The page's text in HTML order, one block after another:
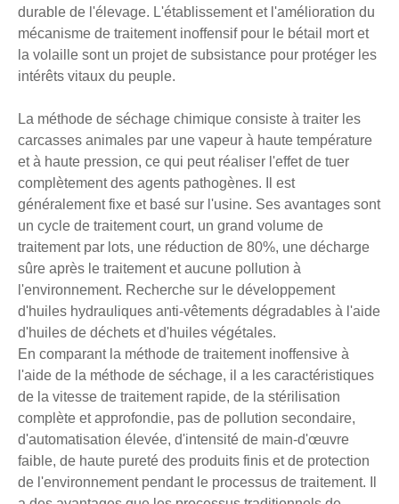
durable de l'élevage. L'établissement et l'amélioration du
mécanisme de traitement inoffensif pour le bétail mort et
la volaille sont un projet de subsistance pour protéger les
intérêts vitaux du peuple.
La méthode de séchage chimique consiste à traiter les
carcasses animales par une vapeur à haute température
et à haute pression, ce qui peut réaliser l'effet de tuer
complètement des agents pathogènes. Il est
généralement fixe et basé sur l'usine. Ses avantages sont
un cycle de traitement court, un grand volume de
traitement par lots, une réduction de 80%, une décharge
sûre après le traitement et aucune pollution à
l'environnement. Recherche sur le développement
d'huiles hydrauliques anti-vêtements dégradables à l'aide
d'huiles de déchets et d'huiles végétales.
En comparant la méthode de traitement inoffensive à
l'aide de la méthode de séchage, il a les caractéristiques
de la vitesse de traitement rapide, de la stérilisation
complète et approfondie, pas de pollution secondaire,
d'automatisation élevée, d'intensité de main-d'œuvre
faible, de haute pureté des produits finis et de protection
de l'environnement pendant le processus de traitement. Il